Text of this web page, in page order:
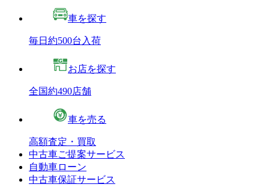
車を探す
毎日約500台入荷
お店を探す
全国約490店舗
車を売る
高額査定・買取
中古車ご提案サービス
自動車ローン
中古車保証サービス